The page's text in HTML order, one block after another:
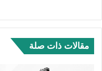
مقالات ذات صلة